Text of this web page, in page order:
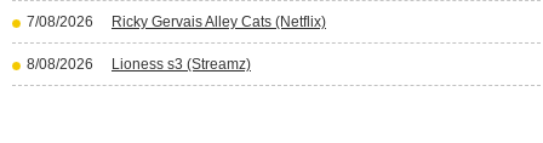
7/08/2026 Ricky Gervais Alley Cats (Netflix)
8/08/2026 Lioness s3 (Streamz)